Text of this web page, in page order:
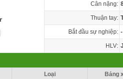
Cân nặng:
Thuận tay:
Bắt đầu sự nghiệp: -
HLV:
Loại Bảng